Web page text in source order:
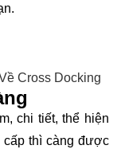
Cross Docking
chi tiết, thể hiện
cấp thì càng được